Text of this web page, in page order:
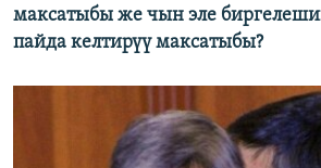
максатыбы же чын эле
пайда келтирүү максатыбы?